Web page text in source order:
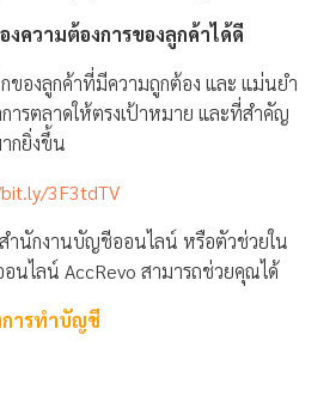
ความต้องการของลูกค้าได้ดี
ของลูกค้าที่มีความถูกต้อง และ แม่นยำ
ารตลาดให้ตรงเป้าหมาย และที่สำคัญ
ากยิ่งขึ้น
3F3tdTV
นักงานบัญชีออนไลน์ หรือตัวช่วยใน
อนไลน์ AccRevo สามารถช่วยคุณได้
การทำบัญชี